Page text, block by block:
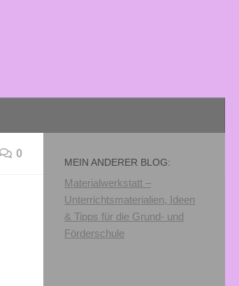
0
MEIN ANDERER BLOG:
Materialwerkstatt –
Unterrichtsmaterialien, Ideen
& Tipps für die Grund- und
Förderschule